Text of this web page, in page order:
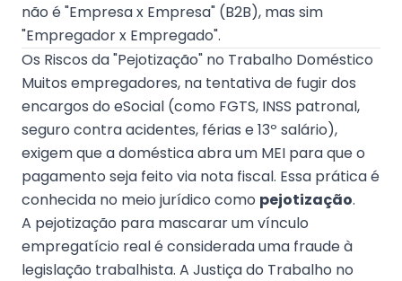
não é "Empresa x Empresa" (B2B), mas sim
"Empregador x Empregado".
Os Riscos da "Pejotização" no Trabalho Doméstico
Muitos empregadores, na tentativa de fugir dos
encargos do eSocial (como FGTS, INSS patronal,
seguro contra acidentes, férias e 13º salário),
exigem que a doméstica abra um MEI para que o
pagamento seja feito via nota fiscal. Essa prática é
conhecida no meio jurídico como pejotização.
A pejotização para mascarar um vínculo
empregatício real é considerada uma fraude à
legislação trabalhista. A Justiça do Trabalho no